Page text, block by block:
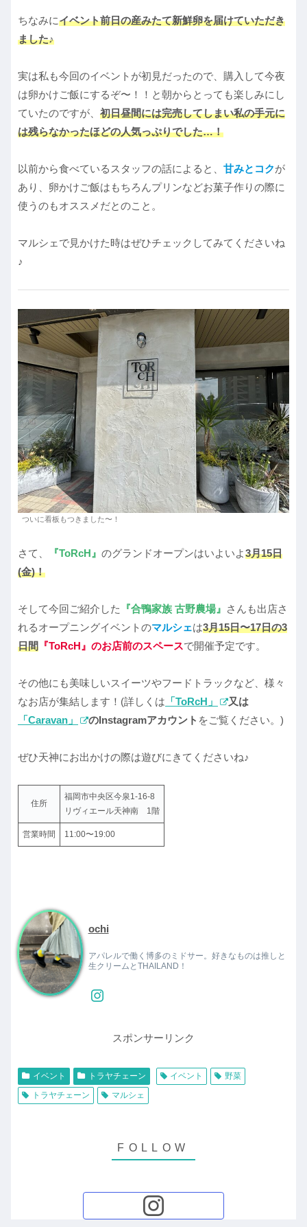
ちなみにイベント前日の産みたて新鮮卵を届けていただき
ました♪
実は私も今回のイベントが初見だったので、購入して今夜
は卵かけご飯にするぞ〜！！と朝からとっても楽しみにし
ていたのですが、 初日昼間には完売してしまい私の手元に
は残らなかったほどの人気っぷりでした…！
以前から食べているスタッフの話によると、 甘みとコクが
あり、卵かけご飯はもちろんプリンなどお菓子作りの際に
使うのもオススメだとのこと。
マルシェで見かけた時はぜひチェックしてみてくださいね
♪
ついに看板もつきました〜！
さて、 『ToRcH』 のグランドオープンはいよいよ3月15日
(金)！
そして今回ご紹介した 『合鴨家族 古野農場』 さんも出店さ
れるオープニングイベントのマルシェは3月15日〜17日の3
日間 『ToRcH』のお店前のスペースで開催予定です。
その他にも美味しいスイーツやフードトラックなど、様々
なお店が集結します！(詳しくは 「ToRcH」
又は
「Caravan」
のInstagramアカウント をご覧ください。)
ぜひ天神にお出かけの際は遊びにきてくださいね♪
住所
福岡市中央区今泉1-16-8
リヴィエール天神南 1階
営業時間 11:00〜19:00
ochi
アパレルで働く博多のミドサー。好きなものは推しと
生クリームとTHAILAND！
スポンサーリンク
イベント トラヤチェーン イベント
野菜
トラヤチェーン
マルシェ